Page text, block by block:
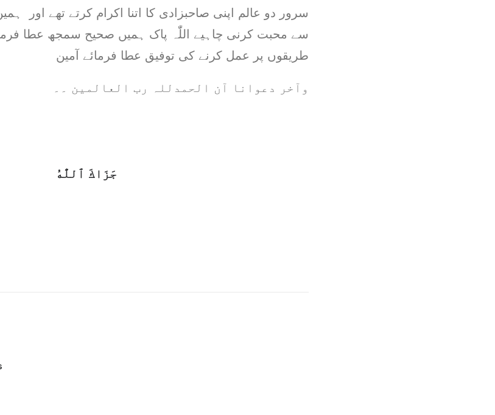
سرور دو عالم اپنی صاحبزادی کا اتنا اکرام کرتے تھے اور
سے محبت کرنی چاہیے اللّٰہ پاک ہمیں صحیح سمجھ عطا
طریقوں پر عمل کرنے کی توفیق عطا فرمائے آمین
وآخر دعوانا آن الحمدللہ رب العالمین ۔۔
جَزَاكَ ٱللَّٰهُ